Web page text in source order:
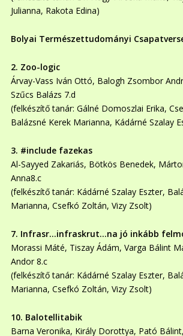
Julianna, Rakota Edina)
Bolyai Természettudományi
2. Zoo-logic
Árvay-Vass Iván Ottó, Balogh Zsombor
Szűcs Balázs 7.d
(felkészítő tanár: Gálné Domoszlai Erika,
Balázsné Kerek Marianna, Kádárné Szalay
3. #include fazekas
Al-Sayyed Zakariás, Bötkös Benedek,
Anna8.c
(felkészítő tanár: Kádárné Szalay Eszter,
Marianna, Csefkó Zoltán, Vizy Zsolt)
7. Infrasr…infraskrut…na jó inkább
Morassi Máté, Tiszay Ádám, Varga Bálint
Andor 8.c
(felkészítő tanár: Kádárné Szalay Eszter,
Marianna, Csefkó Zoltán, Vizy Zsolt)
10. Balotellitabik
Barna Veronika, Király Dorottya, Pató